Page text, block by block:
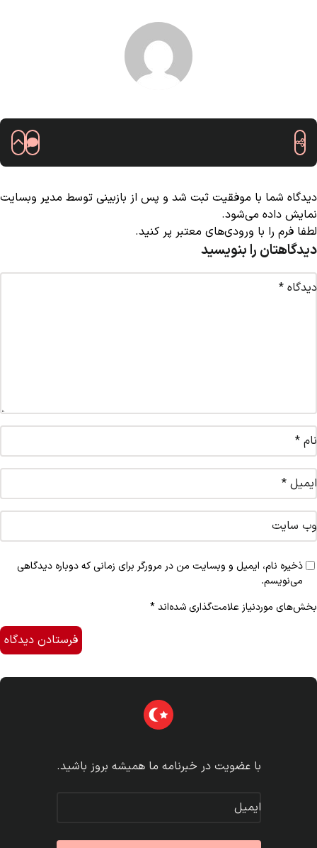
دیدگاه شما با موفقیت ثبت شد و پس از بازبینی توسط مدیر وبسایت
نمایش داده می‌شود.
لطفا فرم را با ورودی‌های معتبر پر کنید.
دیدگاهتان را بنویسید
بخش‌های موردنیاز علامت‌گذاری شده‌اند*
دیدگاه *
نام *
ایمیل *
وب‌ سایت
ذخیره نام، ایمیل و وبسایت من در مرورگر برای زمانی که دوباره دیدگاهی
می‌نویسم.
با عضویت در خبرنامه ما همیشه بروز باشید.
ایمیل